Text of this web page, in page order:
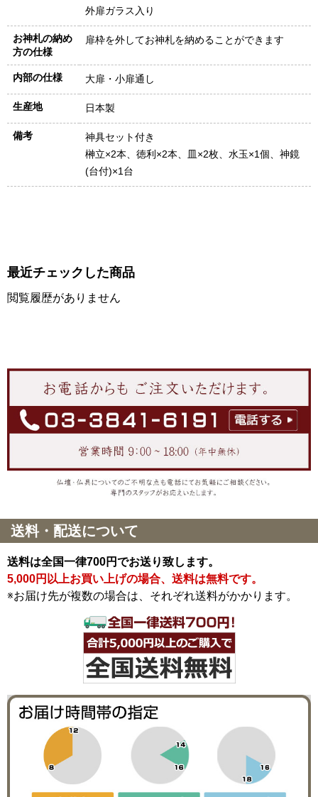
外扉ガラス入り
お神札の納め
方の仕様
扉枠を外してお神札を納めることができます
内部の仕様 大扉・小扉通し
生産地 日本製
備考
神具セット付き
榊立×2本、徳利×2本、皿×2枚、水玉×1個、神鏡
(台付)×1台
最近チェックした商品
閲覧履歴がありません
送料・配送について
送料は全国一律700円でお送り致します。
5,000円以上お買い上げの場合、送料は無料です。
※お届け先が複数の場合は、それぞれ送料がかかります。